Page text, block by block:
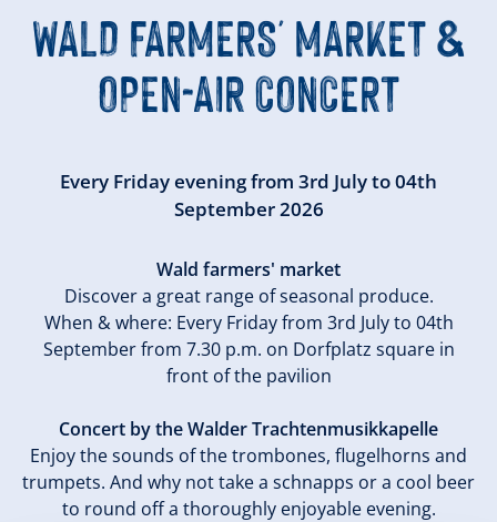
WALD FARMERS' MARKET &
OPEN-AIR CONCERT
Every Friday evening from 3rd July to 04th
September 2026
Wald farmers' market
Discover a great range of seasonal produce.
When & where: Every Friday from 3rd July to 04th
September from 7.30 p.m. on Dorfplatz square in
front of the pavilion
Concert by the Walder Trachtenmusikkapelle
Enjoy the sounds of the trombones, flugelhorns and
trumpets. And why not take a schnapps or a cool beer
to round off a thoroughly enjoyable evening.